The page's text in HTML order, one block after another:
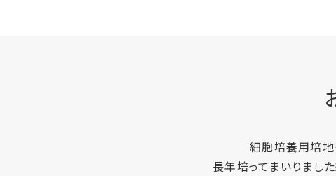
細胞培養用培地
長年培ってまいりまし